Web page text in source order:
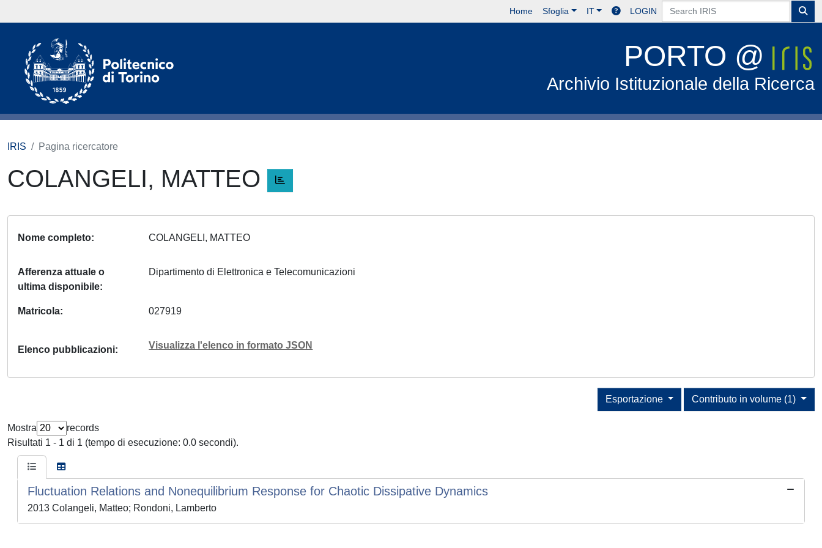
Home Sfoglia IT LOGIN
PORTO @
Archivio Istituzionale della Ricerca
IRIS Pagina ricercatore
COLANGELI, MATTEO
Nome completo COLANGELI, MATTEO
Afferenza attuale o
ultima disponibile
Dipartimento di Elettronica e Telecomunicazioni
Matricola 027919
Elenco pubblicazioni Visualizza l'elenco in formato JSON
Contributo in volume (1)
Esportazione
Mostra
records
Risultati 1 - 1 di 1 (tempo di esecuzione: 0.0 secondi).
Fluctuation Relations and Nonequilibrium Response for Chaotic Dissipative Dynamics
2013 Colangeli, Matteo; Rondoni, Lamberto